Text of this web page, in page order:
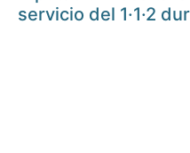
servicio del 1·1·2